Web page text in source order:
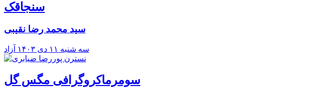
سنجاقک
سید محمد رضا نقیبی
سه شنبه ۱۱ دی ۱۴۰۳ آزاد
سومرماکروگرافی مگس گل